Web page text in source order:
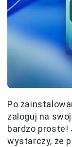
Po
zaloguj na
bardzo proste!
wystarczy, że